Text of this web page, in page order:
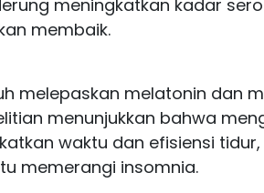
meningkatkan kadar
membaik.
melepaskan melatonin dan
menunjukkan bahwa
waktu dan efisiensi
memerangi insomnia.